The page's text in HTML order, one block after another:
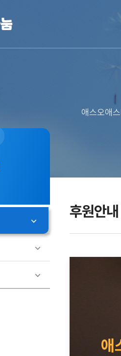
애스오애
후원안내
애